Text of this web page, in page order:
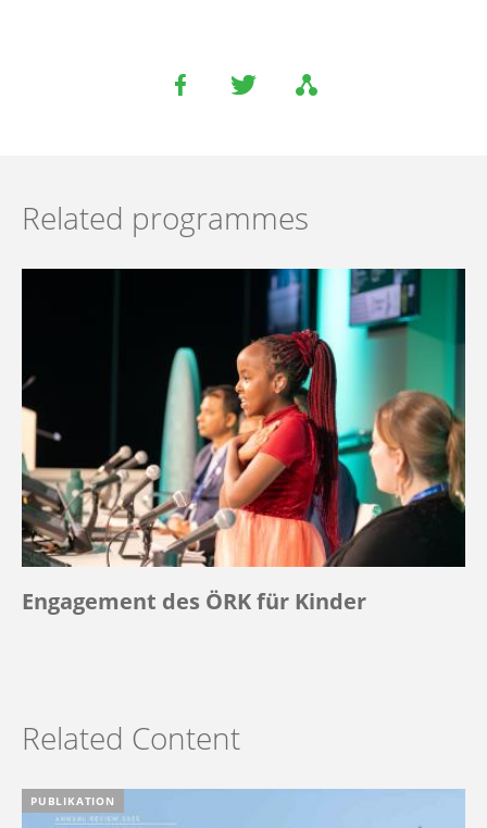
Related programmes
Engagement des ÖRK für Kinder
Related Content
PUBLIKATION